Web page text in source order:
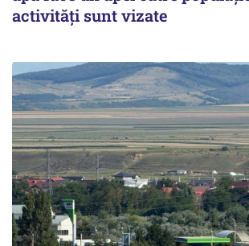
activități sunt vizate